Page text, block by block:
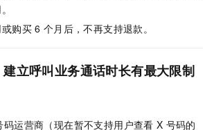
购买 6 个月后，不再支持退款。
立呼叫业务通话时长有最大限制
运营商（现在暂不支持用户查看 X 号码的